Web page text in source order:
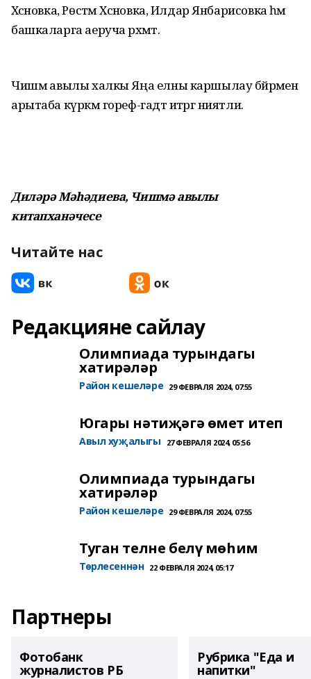
Хәсәновка, Рөстәм Хәсәновка, Илдар Янбарисовка һәм
башкаларга аеруча рәхмәт.
Чишмә авылы халкы Яңа елны каршылау бәйрәмен
арытаба күркәм гореф-гадәт итәргә ниятли.
Диләрә Мәһәдиева, Чишмә авылы
китапханәчесе
Читайте нас
Редакцияне сайлау
Олимпиада турындагы
хатирәләр
Район кешеләре 29 ФЕВРАЛЯ 2024, 07:55
Югары нәтиҗәгә өмет итеп
Авыл хуҗалыгы 27 ФЕВРАЛЯ 2024, 05:56
Олимпиада турындагы
хатирәләр
Район кешеләре 29 ФЕВРАЛЯ 2024, 07:55
Туган телне белү мөһим
Төрлесеннән 22 ФЕВРАЛЯ 2024, 05:17
Партнеры
Фотобанк
журналистов РБ
Рубрика "Еда и
напитки"